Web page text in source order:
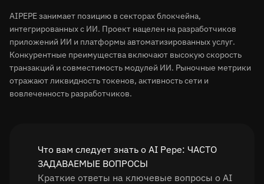
AIPEPE занимает позицию в секторах блокчейна,
интегрированных с ИИ. Проект нацелен на разработчиков
приложений ИИ и платформы автоматизированных услуг.
Конкурентные преимущества включают высокую скорость
транзакций и совместимость модулей ИИ. Рыночные метрики
отражают ликвидность токенов, активность сети и
вовлеченность разработчиков.
Что вам следует знать о AI Pepe: ЧАСТО
ЗАДАВАЕМЫЕ ВОПРОСЫ
Краткие ответы на ключевые вопросы о AI